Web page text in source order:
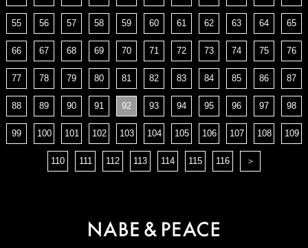
55 56 57 58 59 60 61 62 63 64 65
66 67 68 69 70 71 72 73 74 75 76
77 78 79 80 81 82 83 84 85 86 87
88 89 90 91 92 93 94 95 96 97 98
99 100 101 102 103 104 105 106 107 108 109
110 111 112 113 114 115 116 ＞